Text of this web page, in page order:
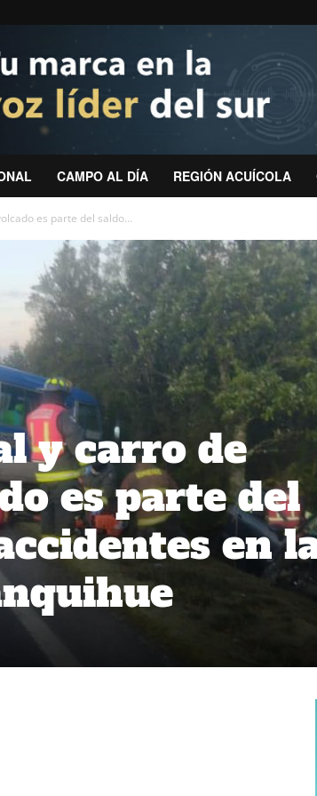
CAMPO AL DÍA REGIÓN ACUÍCOLA
es parte del saldo...
y carro de
es parte del
en